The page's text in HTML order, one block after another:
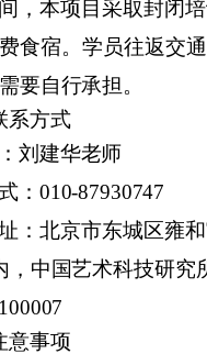
，本项目采取封闭
食宿。学员往返交
要自行承担。
系方式
刘建华老师
： 010-87930747
：北京市东城区雍
，中国艺术科技研究
100007
意事项